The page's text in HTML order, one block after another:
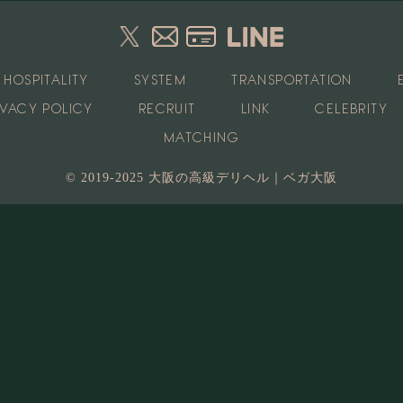
HOSPITALITY SYSTEM TRANSPORTATION
POLICY RECRUIT LINK CELEBRITY
MATCHING
© 2019-2025 大阪の高級デリヘル｜ベガ大阪